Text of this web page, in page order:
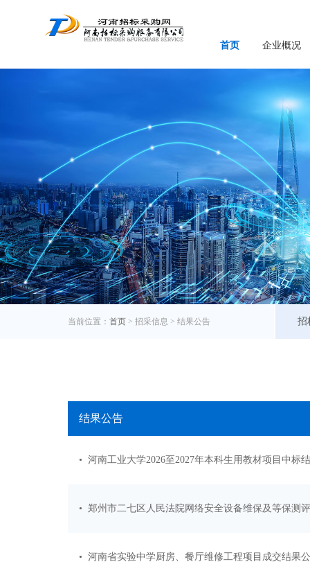
首页 企业概况
当前位置： 首页 > 招采信息 > 结果公告 招
结果公告
• 河南工业大学2026至2027年本科生用教材项目中标
• 郑州市二七区人民法院网络安全设备维保及等保测
• 河南省实验中学厨房、餐厅维修工程项目成交结果